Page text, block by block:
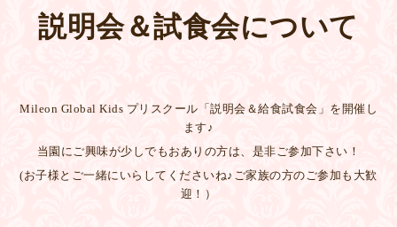
説明会＆試食会について
Mileon Global Kids プリスクール「説明会＆給食試食会」を開催し
ます♪
当園にご興味が少しでもおありの方は、是非ご参加下さい！
(お子様とご一緒にいらしてくださいね♪ご家族の方のご参加も大歓
迎！）